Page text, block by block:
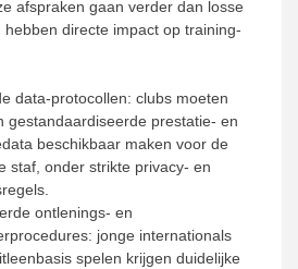
afspraken gaan verder dan losse
directe impact op training-
data-protocollen: clubs moeten
gestandaardiseerde prestatie- en
beschikbaar maken voor de
staf, onder strikte privacy- en
ontlenings- en
jonge internationals
spelen krijgen duidelijke